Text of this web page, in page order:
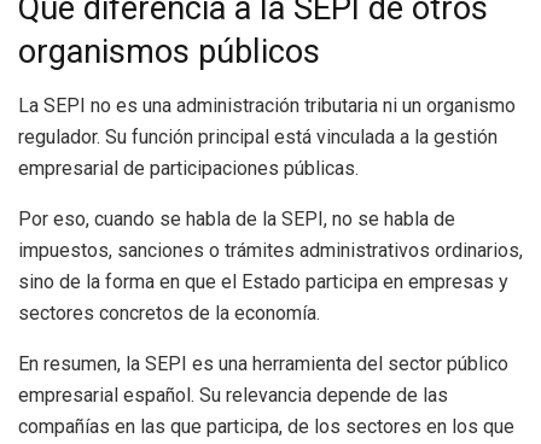
Qué diferencia a la SEPI de otros
organismos públicos
La SEPI no es una administración tributaria ni un organismo
regulador. Su función principal está vinculada a la gestión
empresarial de participaciones públicas.
Por eso, cuando se habla de la SEPI, no se habla de
impuestos, sanciones o trámites administrativos ordinarios,
sino de la forma en que el Estado participa en empresas y
sectores concretos de la economía.
En resumen, la SEPI es una herramienta del sector público
empresarial español. Su relevancia depende de las
compañías en las que participa, de los sectores en los que